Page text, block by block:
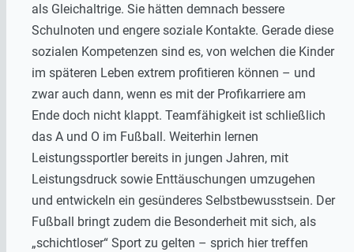
als Gleichaltrige. Sie hätten demnach bessere
Schulnoten und engere soziale Kontakte. Gerade diese
sozialen Kompetenzen sind es, von welchen die Kinder
im späteren Leben extrem profitieren können – und
zwar auch dann, wenn es mit der Profikarriere am
Ende doch nicht klappt. Teamfähigkeit ist schließlich
das A und O im Fußball. Weiterhin lernen
Leistungssportler bereits in jungen Jahren, mit
Leistungsdruck sowie Enttäuschungen umzugehen
und entwickeln ein gesünderes Selbstbewusstsein. Der
Fußball bringt zudem die Besonderheit mit sich, als
„schichtloser“ Sport zu gelten – sprich hier treffen